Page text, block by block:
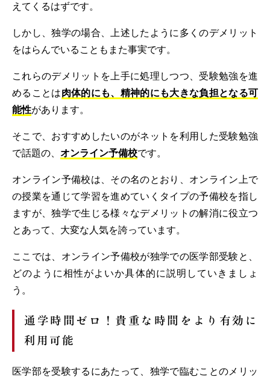
えてくるはずです。
しかし、独学の場合、上述したように多くのデメリット
をはらんでいることもまた事実です。
これらのデメリットを上手に処理しつつ、受験勉強を進
めることは肉体的にも、精神的にも大きな負担となる可
能性があります。
そこで、おすすめしたいのがネットを利用した受験勉強
で話題の、 オンライン予備校です。
オンライン予備校は、その名のとおり、オンライン上で
の授業を通じて学習を進めていくタイプの予備校を指し
ますが、独学で生じる様々なデメリットの解消に役立つ
とあって、大変な人気を誇っています。
ここでは、オンライン予備校が独学での医学部受験と、
どのように相性がよいか具体的に説明していきましょ
う。
通学時間ゼロ！貴重な時間をより有効に
利用可能
医学部を受験するにあたって、独学で臨むことのメリッ